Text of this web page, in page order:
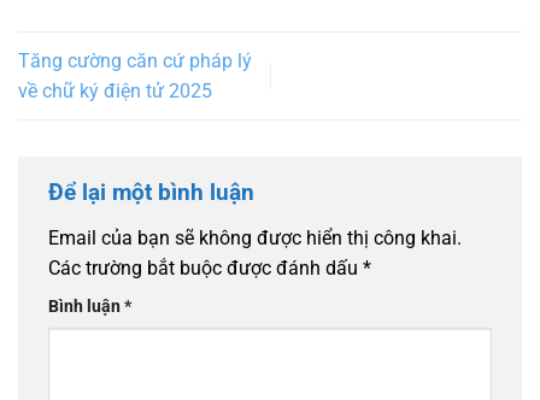
Tăng cường căn cứ pháp lý
về chữ ký điện tử 2025
Để lại một bình luận
Email của bạn sẽ không được hiển thị công khai.
Các trường bắt buộc được đánh dấu *
Bình luận*